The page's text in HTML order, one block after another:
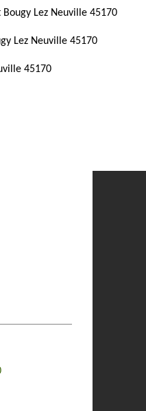
Lez Neuville 45170
Lez Neuville 45170
45170